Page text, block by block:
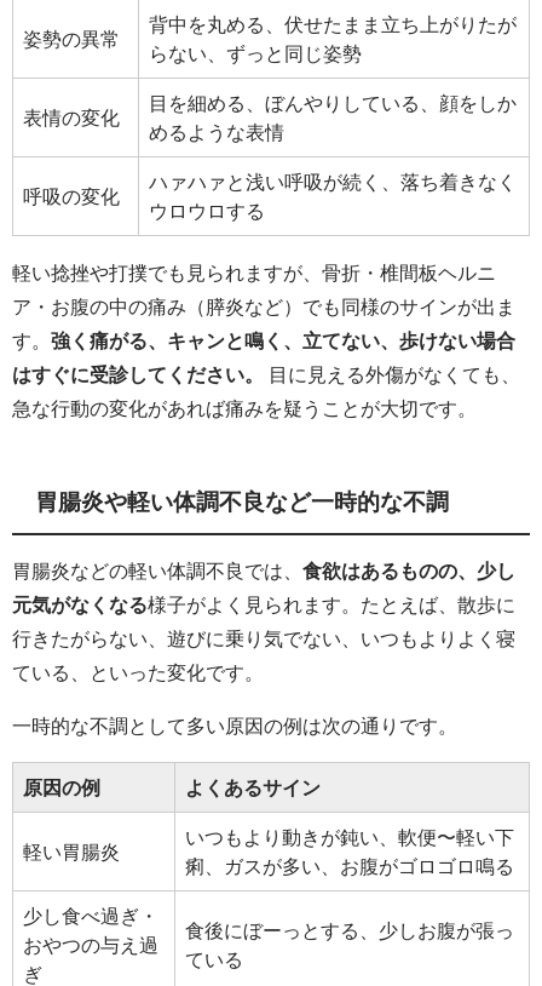
姿勢の異常
背中を丸める、伏せたまま立ち上がりたが
らない、ずっと同じ姿勢
表情の変化
目を細める、ぼんやりしている、顔をしか
めるような表情
呼吸の変化
ハァハァと浅い呼吸が続く、落ち着きなく
ウロウロする
軽い捻挫や打撲でも見られますが、骨折・椎間板ヘルニ
ア・お腹の中の痛み（膵炎など）でも同様のサインが出ま
す。 強く痛がる、キャンと鳴く、立てない、歩けない場合
はすぐに受診してください。
目に見える外傷がなくても、
急な行動の変化があれば痛みを疑うことが大切です。
胃腸炎や軽い体調不良など一時的な不調
胃腸炎などの軽い体調不良では、 食欲はあるものの、少し
元気がなくなる様子がよく見られます。たとえば、散歩に
行きたがらない、遊びに乗り気でない、いつもよりよく寝
ている、といった変化です。
一時的な不調として多い原因の例は次の通りです。
原因の例 よくあるサイン
軽い胃腸炎
いつもより動きが鈍い、軟便〜軽い下
痢、ガスが多い、お腹がゴロゴロ鳴る
少し食べ過ぎ・
おやつの与え過
ぎ
食後にぼーっとする、少しお腹が張っ
ている